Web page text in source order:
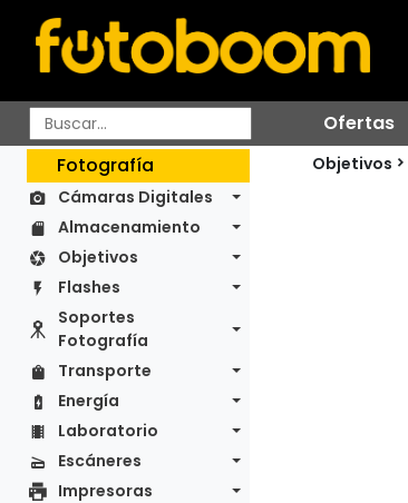
Ofertas
Fotografía
Cámaras Digitales
Almacenamiento
Objetivos
Flashes
Soportes
Fotografía
Transporte
Energía
Laboratorio
Escáneres
Impresoras
Objetivos